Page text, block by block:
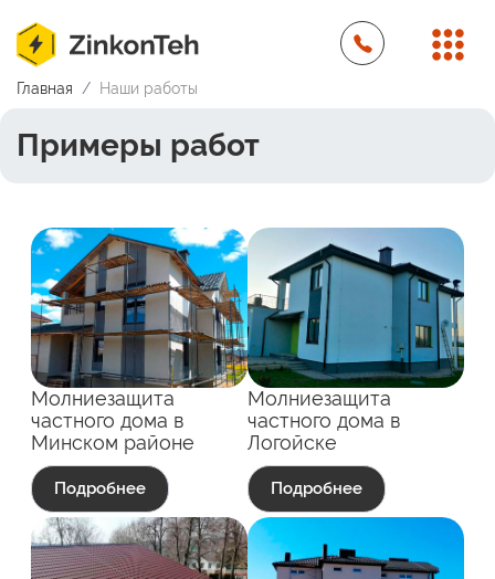
Главная Наши работы
Примеры работ
Молниезащита
частного дома в
Минском районе
Подробнее
Молниезащита
частного дома в
Логойске
Подробнее